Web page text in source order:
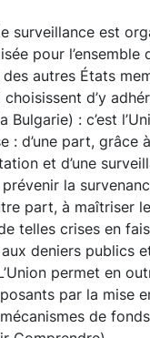
surveillance est
pour l’ensemble
autres États
d’y
Bulgarie) : c’est
: d’une part, grâce
et d’une
la
part, à maîtriser
telles crises en
deniers publics
permet en
par la mise
de